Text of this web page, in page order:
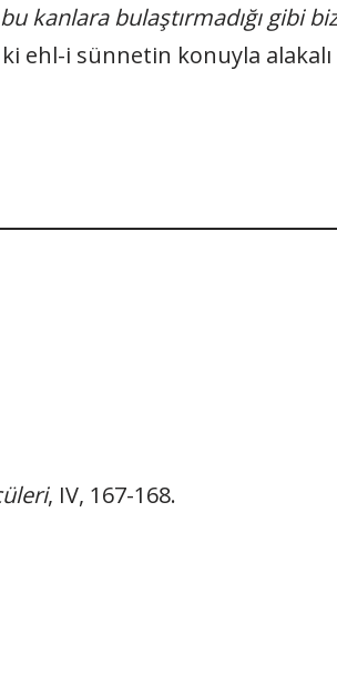
kanlara bulaştırmadığı gibi
ki ehl-i sünnetin konuyla
, IV, 167-168.